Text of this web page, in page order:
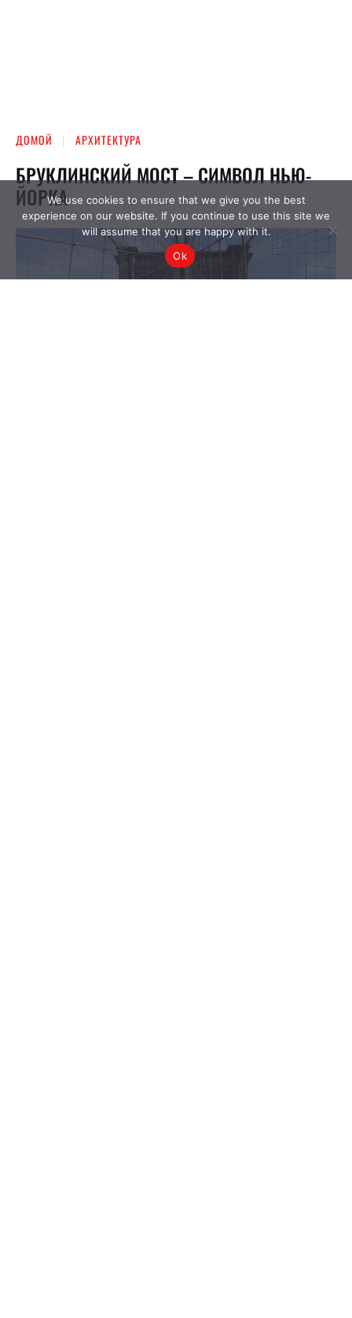
We use cookies to ensure that we give you the best
experience on our website. If you continue to use this site we
will assume that you are happy with it.
Ok